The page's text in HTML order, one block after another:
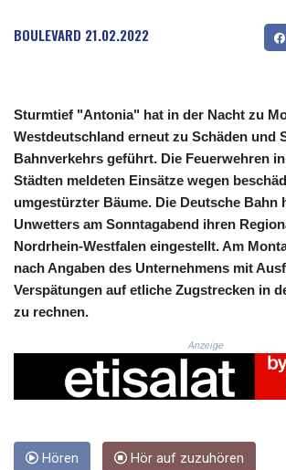
CUC 1.156136
CUP 30.637594
DKK 7.477932
DOP 67.289164
DZD 152.967099
EGP 57.293288
ERN 17.342035
ETB 186.049588
FJD 2.553384
FKP 0.8566
GBP 0.856968
GHS 13.526832
GIP 0.8566
GMD 84.980421
GYD 241.157003
HKD 9.067746
BOULEVARD 21.02.2022
Sturmtief "Antonia" hat in der Nacht zu
Westdeutschland erneut zu Schäden und
Bahnverkehrs geführt. Die Feuerwehren
Städten meldeten Einsätze wegen
umgestürzter Bäume. Die Deutsche Bahn
Unwetters am Sonntagabend ihren
Nordrhein-Westfalen eingestellt. Am
nach Angaben des Unternehmens mit
Verspätungen auf etliche Zugstrecken in
zu rechnen.
Anzeige
Hören Hör auf zuzuhören